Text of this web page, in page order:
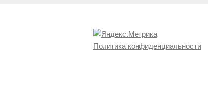
Политика конфиденциальности